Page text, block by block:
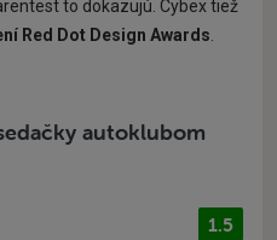
to dokazujú. Cybex tiež
Red Dot Design Awards
autoklubom
1.5